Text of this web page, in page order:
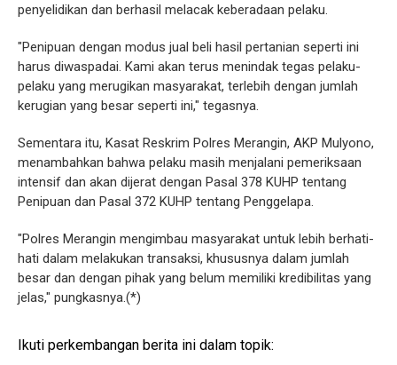
penyelidikan dan berhasil melacak keberadaan pelaku.
"Penipuan dengan modus jual beli hasil pertanian seperti ini
harus diwaspadai. Kami akan terus menindak tegas pelaku-
pelaku yang merugikan masyarakat, terlebih dengan jumlah
kerugian yang besar seperti ini," tegasnya.
Sementara itu, Kasat Reskrim Polres Merangin, AKP Mulyono,
menambahkan bahwa pelaku masih menjalani pemeriksaan
intensif dan akan dijerat dengan Pasal 378 KUHP tentang
Penipuan dan Pasal 372 KUHP tentang Penggelapa.
"Polres Merangin mengimbau masyarakat untuk lebih berhati-
hati dalam melakukan transaksi, khususnya dalam jumlah
besar dan dengan pihak yang belum memiliki kredibilitas yang
jelas," pungkasnya.(*)
Ikuti perkembangan berita ini dalam topik: